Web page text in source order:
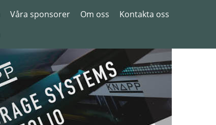
Våra sponsorer Om oss
Kontakta oss